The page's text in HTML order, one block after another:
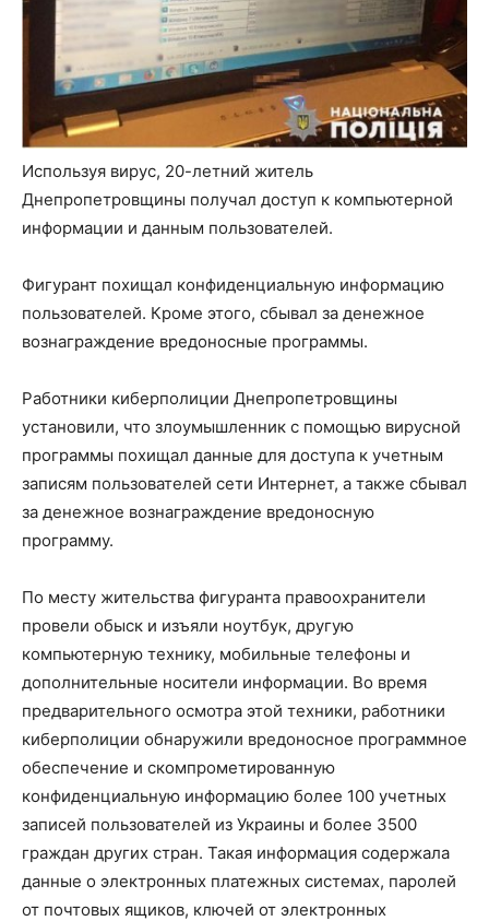
Используя вирус, 20-летний житель
Днепропетровщины получал доступ к компьютерной
информации и данным пользователей.
Фигурант похищал конфиденциальную информацию
пользователей. Кроме этого, сбывал за денежное
вознаграждение вредоносные программы.
Работники киберполиции Днепропетровщины
установили, что злоумышленник с помощью вирусной
программы похищал данные для доступа к учетным
записям пользователей сети Интернет, а также сбывал
за денежное вознаграждение вредоносную
программу.
По месту жительства фигуранта правоохранители
провели обыск и изъяли ноутбук, другую
компьютерную технику, мобильные телефоны и
дополнительные носители информации. Во время
предварительного осмотра этой техники, работники
киберполиции обнаружили вредоносное программное
обеспечение и скомпрометированную
конфиденциальную информацию более 100 учетных
записей пользователей из Украины и более 3500
граждан других стран. Такая информация содержала
данные о электронных платежных системах, паролей
от почтовых ящиков, ключей от электронных